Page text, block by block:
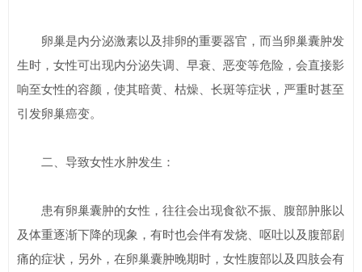
卵巢是内分泌激素以及排卵的重要器官，而当卵巢囊肿发
生时，女性可出现内分泌失调、早衰、恶变等危险，会直接影
响至女性的容颜，使其暗黄、枯燥、长斑等症状，严重时甚至
引发卵巢癌变。
二、导致女性水肿发生：
患有卵巢囊肿的女性，往往会出现食欲不振、腹部肿胀以
及体重逐渐下降的现象，有时也会伴有发烧、呕吐以及腹部剧
痛的症状，另外，在卵巢囊肿晚期时，女性腹部以及四肢会有